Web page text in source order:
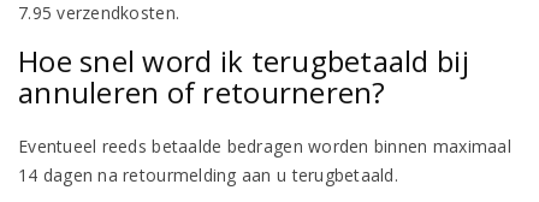
7.95 verzendkosten.
Hoe snel word ik terugbetaald bij
annuleren of retourneren?
Eventueel reeds betaalde bedragen worden binnen maximaal
14 dagen na retourmelding aan u terugbetaald.